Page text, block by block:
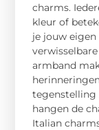
charms.
kleur of
je jouw
armband
tegenstelling
hangen de
Italian